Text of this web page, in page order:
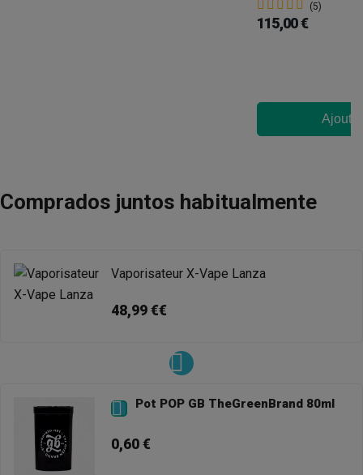
(5)
115,00 €
Comprados juntos habitualmente
Vaporisateur X-Vape Lanza
48,99 €€
 Pot POP GB TheGreenBrand 80ml
0,60 €